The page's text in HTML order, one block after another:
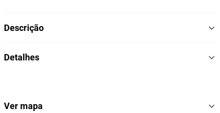
Descrição
- Balcão de atendimento com cerca 4,5m de comprimento;
- 2 Sofás;
Detalhes
Referência
Ver mapa